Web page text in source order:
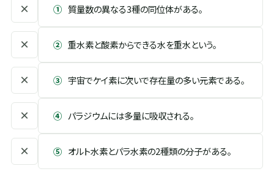
× ① 質量数の異なる3種の同位体がある。
× ② 重水素と酸素からできる水を重水という。
× ③ 宇宙でケイ素に次いで存在量の多い元素である。
× ④ パラジウムには多量に吸収される。
× ⑤ オルト水素とパラ水素の2種類の分子がある。